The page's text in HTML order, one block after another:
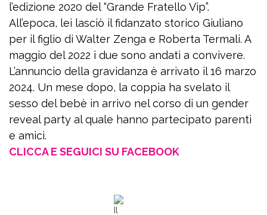
l’edizione 2020 del “Grande Fratello Vip”.
All’epoca, lei lasciò il fidanzato storico Giuliano
per il figlio di Walter Zenga e Roberta Termali. A
maggio del 2022 i due sono andati a convivere.
L’annuncio della gravidanza è arrivato il 16 marzo
2024. Un mese dopo, la coppia ha svelato il
sesso del bebè in arrivo nel corso di un gender
reveal party al quale hanno partecipato parenti
e amici.
CLICCA E SEGUICI SU FACEBOOK